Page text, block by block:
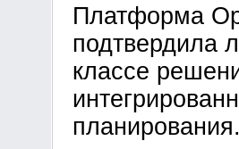
Платформа
подтвердила
классе